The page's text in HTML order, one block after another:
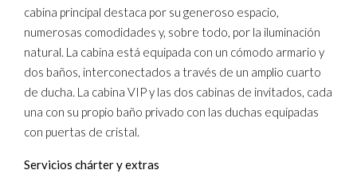
cabina principal destaca por su generoso espacio,
numerosas comodidades y, sobre todo, por la iluminación
natural. La cabina está equipada con un cómodo armario y
dos baños, interconectados a través de un amplio cuarto
de ducha. La cabina VIP y las dos cabinas de invitados, cada
una con su propio baño privado con las duchas equipadas
con puertas de cristal.
Servicios chárter y extras